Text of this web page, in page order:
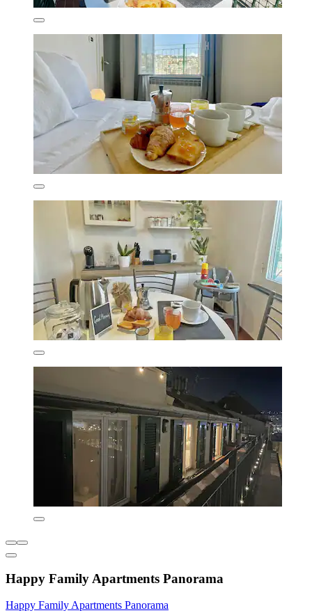
Happy Family Apartments Panorama
Happy Family Apartments Panorama